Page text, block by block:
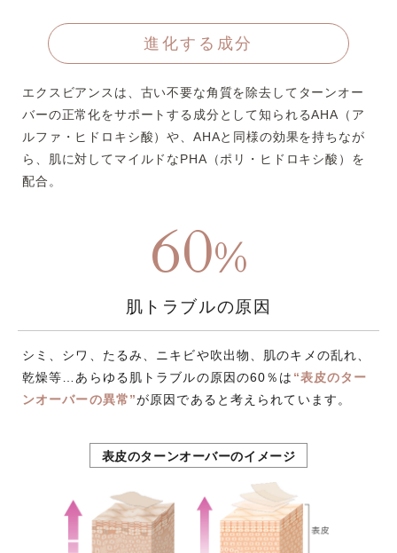
進化する成分
エクスビアンスは、古い不要な角質を除去してターンオー
バーの正常化をサポートする成分として知られるAHA（ア
ルファ・ヒドロキシ酸）や、AHAと同様の効果を持ちなが
ら、 肌に対してマイルドなPHA（ポリ・ヒドロキシ酸）を
配合。
60%
肌トラブルの原因
シミ、シワ、たるみ、ニキビや吹出物、肌のキメの乱れ、
乾燥等…あらゆる肌トラブルの原因の60％は “表皮のター
ンオーバーの異常”が原因であると考えられています。
表皮のターンオーバーのイメージ